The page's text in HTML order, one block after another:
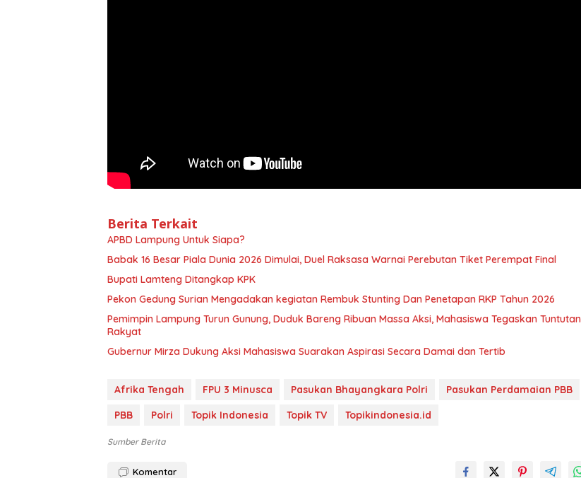
Berita Terkait
APBD Lampung Untuk Siapa?
Babak 16 Besar Piala Dunia 2026 Dimulai, Duel Raksasa Warnai Perebutan Tiket Perempat Final
Bupati Lamteng Ditangkap KPK
Pekon Gedung Surian Mengadakan kegiatan Rembuk Stunting Dan Penetapan RKP Tahun 2026
Pemimpin Lampung Turun Gunung, Duduk Bareng Ribuan Massa Aksi, Mahasiswa Tegaskan Tuntutan
Rakyat
Gubernur Mirza Dukung Aksi Mahasiswa Suarakan Aspirasi Secara Damai dan Tertib
Afrika Tengah FPU 3 Minusca Pasukan Bhayangkara Polri
Pasukan Perdamaian PBB
PBB
Polri Topik Indonesia Topik TV Topikindonesia.id
Sumber Berita
Komentar